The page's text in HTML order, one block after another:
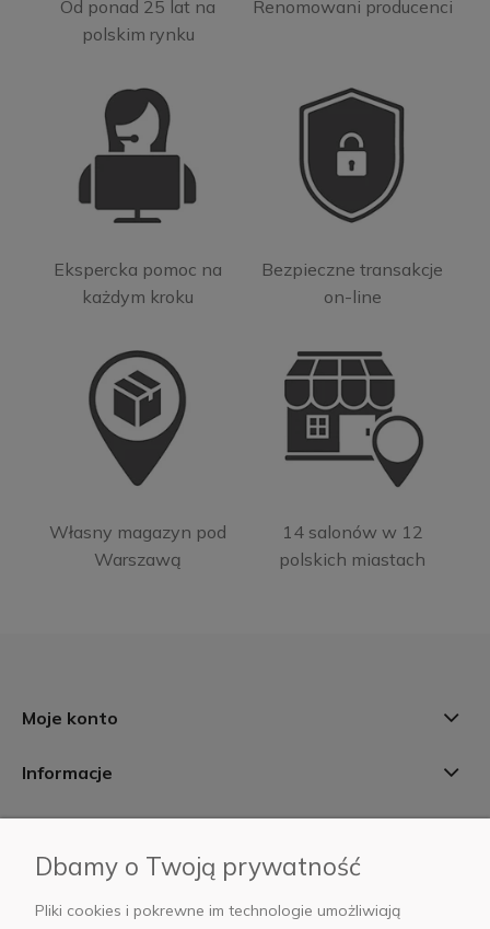
Od ponad 25 lat na
polskim rynku
Renomowani producenci
Ekspercka pomoc na
każdym kroku
Bezpieczne transakcje
on-line
Własny magazyn pod
Warszawą
14 salonów w 12
polskich miastach
Moje konto
Informacje
AB Foto
Dbamy o Twoją prywatność
Pliki cookies i pokrewne im technologie umożliwiają